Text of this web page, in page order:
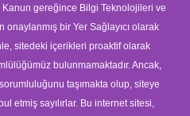
Kanun gereğince Bilgi Teknolojileri ve
onaylanmış bir Yer Sağlayıcı olarak
sitedeki içerikleri proaktif olarak
bulunmamaktadır. Ancak,
taşımakta olup, siteye
etmiş sayılırlar. Bu internet sitesi,